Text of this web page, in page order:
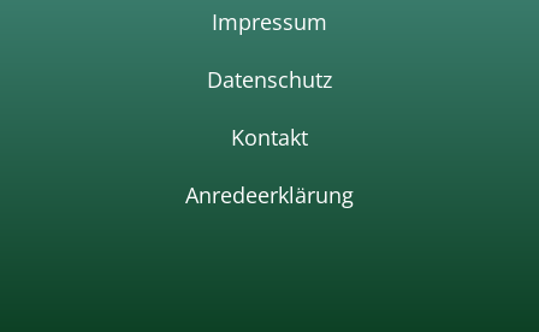
Impressum
Datenschutz
Kontakt
Anredeerklärung